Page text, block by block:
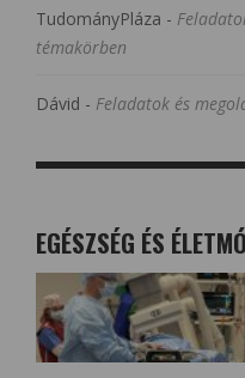
TudományPláza -
témakörben
Dávid - Feladatok és
EGÉSZSÉG ÉS